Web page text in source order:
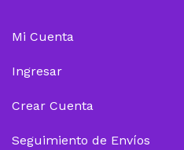
Mi Cuenta
Ingresar
Crear Cuenta
Seguimiento de Envíos